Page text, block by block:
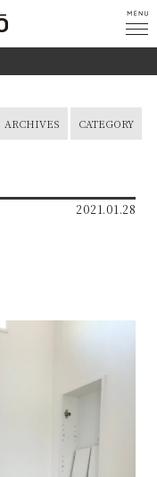
CATEGORY
ARCHIVES
2021.01.28